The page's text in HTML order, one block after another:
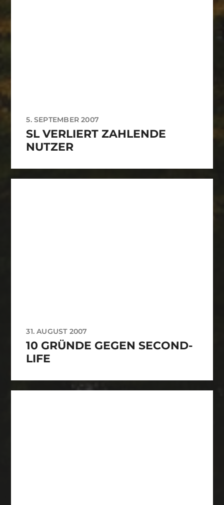
5. SEPTEMBER 2007
SL VERLIERT ZAHLENDE
NUTZER
31. AUGUST 2007
10 GRÜNDE GEGEN SECOND-
LIFE